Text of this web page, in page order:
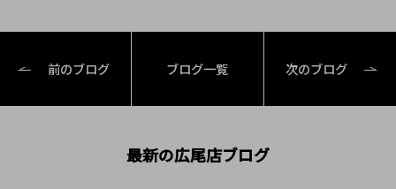
前のブログ ブログ一覧 次のブログ
最新の広尾店ブログ